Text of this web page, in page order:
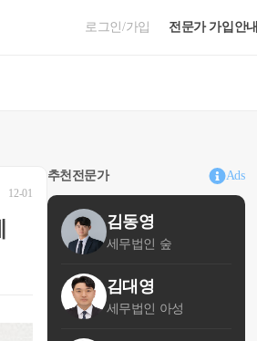
로그인/가입 전문가 가입안내
12-01
추천전문가 Ads
김동영
세무법인 숲
김대영
세무법인 아성